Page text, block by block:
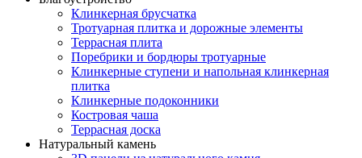
Клинкерная брусчатка
Тротуарная плитка и дорожные элементы
Террасная плита
Поребрики и бордюры тротуарные
Клинкерные ступени и напольная клинкерная
плитка
Клинкерные подоконники
Костровая чаша
Террасная доска
Натуральный камень